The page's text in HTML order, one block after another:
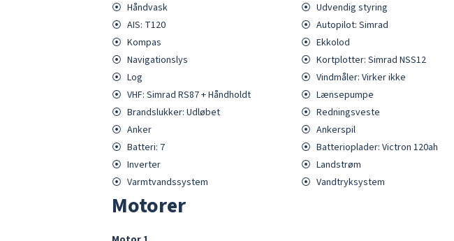
⦿ Håndvask ⦿ Udvendig styring
⦿ AIS: T120 ⦿ Autopilot: Simrad
⦿ Kompas ⦿ Ekkolod
⦿ Navigationslys ⦿ Kortplotter: Simrad NSS12
⦿ Log ⦿ Vindmåler: Virker ikke
⦿ VHF: Simrad RS87 + Håndholdt ⦿ Lænsepumpe
⦿ Brandslukker: Udløbet ⦿ Redningsveste
⦿ Anker ⦿ Ankerspil
⦿ Batteri: 7 ⦿ Batterioplader: Victron 120ah
⦿ Inverter ⦿ Landstrøm
⦿ Varmtvandssystem ⦿ Vandtryksystem
Motorer